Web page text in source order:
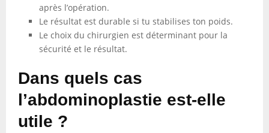
après l’opération.
Le résultat est durable si tu stabilises ton poids.
Le choix du chirurgien est déterminant pour la
sécurité et le résultat.
Dans quels cas
l’abdominoplastie est-elle
utile ?